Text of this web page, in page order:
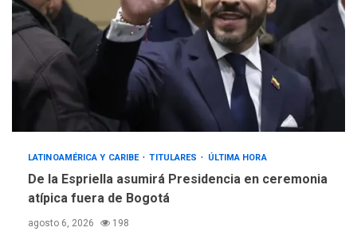
LATINOAMÉRICA Y CARIBE TITULARES ÚLTIMA HORA
De la Espriella asumirá Presidencia en ceremonia
atípica fuera de Bogotá
agosto 6, 2026 198